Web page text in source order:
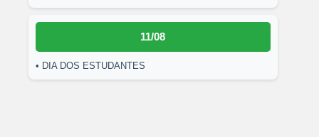
11/08
• DIA DOS ESTUDANTES